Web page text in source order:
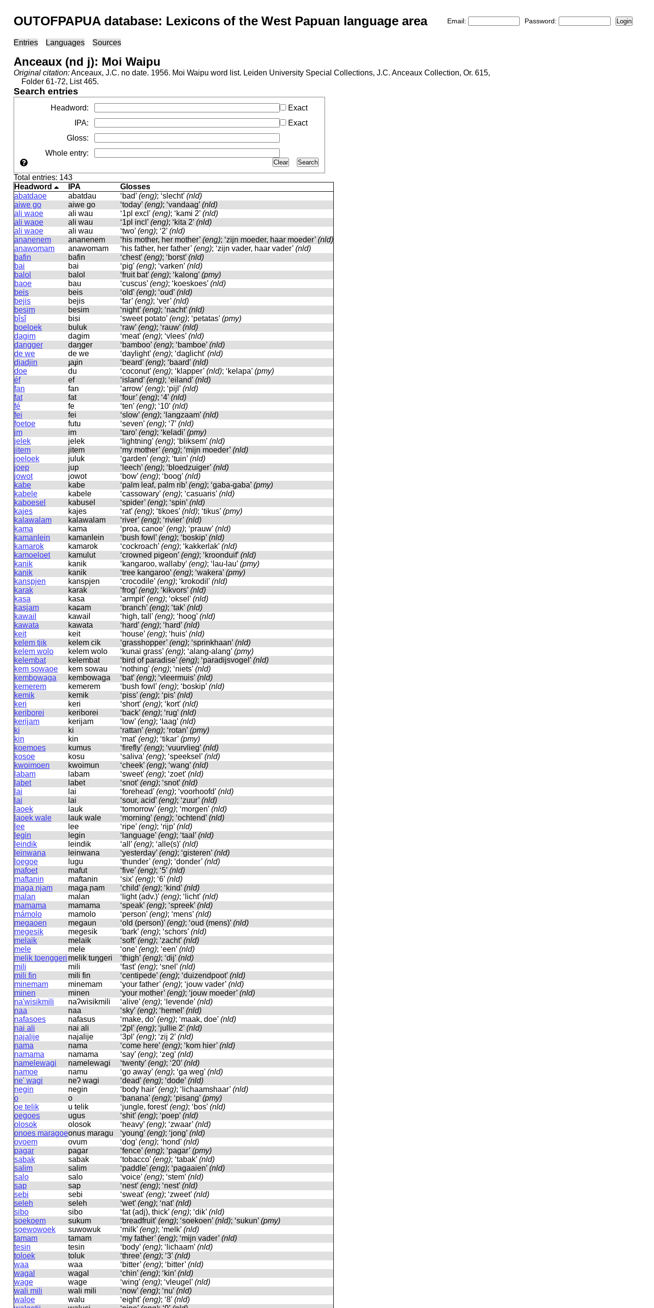
OUTOFPAPUA database: Lexicons of the West Papuan language area Email: Password: Login
Entries Languages Sources
Anceaux (nd j): Moi Waipu
Original citation:Anceaux, J.C. no date. 1956. Moi Waipu word list. Leiden University Special Collections, J.C. Anceaux Collection, Or. 615,
Folder 61-72, List 465.
Search entries
Headword:
Exact
IPA:
Exact
Gloss:
Whole entry:
Search
Clear
Total entries: 143
Headword
IPA
Glosses
abatdaoe
abatdau ‘bad’ (eng); ‘slecht’ (nld)
aiwe go
aiwe ɡo ‘today’ (eng); ‘vandaag’ (nld)
ali waoe
ali wau ‘1pl excl’ (eng); ‘kami 2’ (nld)
ali waoe
ali wau ‘1pl incl’ (eng); ‘kita 2’ (nld)
ali waoe
ali wau ‘two’ (eng); ‘2’ (nld)
ananenem
ananenem ‘his mother, her mother’ (eng); ‘zijn moeder, haar moeder’ (nld)
anawomam
anawomam ‘his father, her father’ (eng); ‘zijn vader, haar vader’ (nld)
bafin
bafin ‘chest’ (eng); ‘borst’ (nld)
bai
bai ‘pig’ (eng); ‘varken’ (nld)
balol
balol ‘fruit bat’ (eng); ‘kalong’ (pmy)
baoe
bau ‘cuscus’ (eng); ‘koeskoes’ (nld)
beis
beis ‘old’ (eng); ‘oud’ (nld)
bejis
bejis ‘far’ (eng); ‘ver’ (nld)
besim
besim ‘night’ (eng); ‘nacht’ (nld)
bǐsǐ
bisi ‘sweet potato’ (eng); ‘petatas’ (pmy)
boeloek
buluk ‘raw’ (eng); ‘rauw’ (nld)
dagim
daɡim ‘meat’ (eng); ‘vlees’ (nld)
dangger
daŋɡer ‘bamboo’ (eng); ‘bamboe’ (nld)
de we
de we ‘daylight’ (eng); ‘daglicht’ (nld)
djadjin
ɟaɟin ‘beard’ (eng); ‘baard’ (nld)
doe
du ‘coconut’ (eng); ‘klapper’ (nld); ‘kelapa’ (pmy)
éf
ef ‘island’ (eng); ‘eiland’ (nld)
fan
fan ‘arrow’ (eng); ‘pijl’ (nld)
fat
fat ‘four’ (eng); ‘4’ (nld)
fé
fe ‘ten’ (eng); ‘10’ (nld)
fei
fei ‘slow’ (eng); ‘langzaam’ (nld)
foetoe
futu ‘seven’ (eng); ‘7’ (nld)
im
im ‘taro’ (eng); ‘keladi’ (pmy)
jelek
jelek ‘lightning’ (eng); ‘bliksem’ (nld)
jitem
jitem ‘my mother’ (eng); ‘mijn moeder’ (nld)
joeloek
juluk ‘garden’ (eng); ‘tuin’ (nld)
joep
jup ‘leech’ (eng); ‘bloedzuiger’ (nld)
jowot
jowot ‘bow’ (eng); ‘boog’ (nld)
kabe
kabe ‘palm leaf, palm rib’ (eng); ‘gaba-gaba’ (pmy)
kabele
kabele ‘cassowary’ (eng); ‘casuaris’ (nld)
kaboesel
kabusel ‘spider’ (eng); ‘spin’ (nld)
kajes
kajes ‘rat’ (eng); ‘tikoes’ (nld); ‘tikus’ (pmy)
kalawalam
kalawalam ‘river’ (eng); ‘rivier’ (nld)
kama
kama ‘proa, canoe’ (eng); ‘prauw’ (nld)
kamanlein
kamanlein ‘bush fowl’ (eng); ‘boskip’ (nld)
kamarok
kamarok ‘cockroach’ (eng); ‘kakkerlak’ (nld)
kamoeloet
kamulut ‘crowned pigeon’ (eng); ‘kroonduif’ (nld)
kanik
kanik ‘kangaroo, wallaby’ (eng); ‘lau-lau’ (pmy)
kanik
kanik ‘tree kangaroo’ (eng); ‘wakera’ (pmy)
kanspjen
kanspjen ‘crocodile’ (eng); ‘krokodil’ (nld)
karak
karak ‘frog’ (eng); ‘kikvors’ (nld)
kasa
kasa ‘armpit’ (eng); ‘oksel’ (nld)
kasjam
kaɕam ‘branch’ (eng); ‘tak’ (nld)
kawail
kawail ‘high, tall’ (eng); ‘hoog’ (nld)
kawata
kawata ‘hard’ (eng); ‘hard’ (nld)
keit
keit ‘house’ (eng); ‘huis’ (nld)
kelem tjik
kelem cik ‘grasshopper’ (eng); ‘sprinkhaan’ (nld)
kelem wolo
kelem wolo ‘kunai grass’ (eng); ‘alang-alang’ (pmy)
kelembat
kelembat ‘bird of paradise’ (eng); ‘paradijsvogel’ (nld)
kem sowaoe
kem sowau ‘nothing’ (eng); ‘niets’ (nld)
kembowaga
kembowaɡa ‘bat’ (eng); ‘vleermuis’ (nld)
kemerem
kemerem ‘bush fowl’ (eng); ‘boskip’ (nld)
kemik
kemik ‘piss’ (eng); ‘pis’ (nld)
keri
keri ‘short’ (eng); ‘kort’ (nld)
keriborei
keriborei ‘back’ (eng); ‘rug’ (nld)
kerijam
kerijam ‘low’ (eng); ‘laag’ (nld)
ki
ki ‘rattan’ (eng); ‘rotan’ (pmy)
kin
kin ‘mat’ (eng); ‘tikar’ (pmy)
koemoes
kumus ‘firefly’ (eng); ‘vuurvlieg’ (nld)
kosoe
kosu ‘saliva’ (eng); ‘speeksel’ (nld)
kwoimoen
kwoimun ‘cheek’ (eng); ‘wang’ (nld)
labam
labam ‘sweet’ (eng); ‘zoet’ (nld)
labet
labet ‘snot’ (eng); ‘snot’ (nld)
lai
lai ‘forehead’ (eng); ‘voorhoofd’ (nld)
lai
lai ‘sour, acid’ (eng); ‘zuur’ (nld)
laoek
lauk ‘tomorrow’ (eng); ‘morgen’ (nld)
laoek wale
lauk wale ‘morning’ (eng); ‘ochtend’ (nld)
lee
lee ‘ripe’ (eng); ‘rijp’ (nld)
legin
leɡin ‘language’ (eng); ‘taal’ (nld)
leindik
leindik ‘all’ (eng); ‘alle(s)’ (nld)
leinwana
leinwana ‘yesterday’ (eng); ‘gisteren’ (nld)
loegoe
luɡu ‘thunder’ (eng); ‘donder’ (nld)
mafoet
mafut ‘five’ (eng); ‘5’ (nld)
maftanin
maftanin ‘six’ (eng); ‘6’ (nld)
maga njam
maɡa ɲam ‘child’ (eng); ‘kind’ (nld)
malan
malan ‘light (adv.)’ (eng); ‘licht’ (nld)
mamama
mamama ‘speak’ (eng); ‘spreek’ (nld)
mámolo
mamolo ‘person’ (eng); ‘mens’ (nld)
megaoen
meɡaun ‘old (person)’ (eng); ‘oud (mens)’ (nld)
megesik
meɡesik ‘bark’ (eng); ‘schors’ (nld)
melaik
melaik ‘soft’ (eng); ‘zacht’ (nld)
mele
mele ‘one’ (eng); ‘een’ (nld)
melik toenggeri melik tuŋɡeri ‘thigh’ (eng); ‘dij’ (nld)
mili
mili ‘fast’ (eng); ‘snel’ (nld)
mili fin
mili fin ‘centipede’ (eng); ‘duizendpoot’ (nld)
minemam
minemam ‘your father’ (eng); ‘jouw vader’ (nld)
minen
minen ‘your mother’ (eng); ‘jouw moeder’ (nld)
na'wisikmili
naʔwisikmili ‘alive’ (eng); ‘levende’ (nld)
naa
naa ‘sky’ (eng); ‘hemel’ (nld)
nafasoes
nafasus ‘make, do’ (eng); ‘maak, doe’ (nld)
nai ali
nai ali ‘2pl’ (eng); ‘jullie 2’ (nld)
najalije
najalije ‘3pl’ (eng); ‘zij 2’ (nld)
nama
nama ‘come here’ (eng); ‘kom hier’ (nld)
namama
namama ‘say’ (eng); ‘zeg’ (nld)
namelewagi
namelewaɡi ‘twenty’ (eng); ‘20’ (nld)
namoe
namu ‘go away’ (eng); ‘ga weg’ (nld)
ne' wagi
neʔ waɡi ‘dead’ (eng); ‘dode’ (nld)
negin
neɡin ‘body hair’ (eng); ‘lichaamshaar’ (nld)
o
o ‘banana’ (eng); ‘pisang’ (pmy)
oe telik
u telik ‘jungle, forest’ (eng); ‘bos’ (nld)
oegoes
uɡus ‘shit’ (eng); ‘poep’ (nld)
olosok
olosok ‘heavy’ (eng); ‘zwaar’ (nld)
onoes maragoeonus maraɡu ‘young’ (eng); ‘jong’ (nld)
ovoem
ovum ‘dog’ (eng); ‘hond’ (nld)
pagar
paɡar ‘fence’ (eng); ‘pagar’ (pmy)
sabak
sabak ‘tobacco’ (eng); ‘tabak’ (nld)
salim
salim ‘paddle’ (eng); ‘pagaaien’ (nld)
salo
salo ‘voice’ (eng); ‘stem’ (nld)
sap
sap ‘nest’ (eng); ‘nest’ (nld)
sebi
sebi ‘sweat’ (eng); ‘zweet’ (nld)
seleh
seleh ‘wet’ (eng); ‘nat’ (nld)
sibo
sibo ‘fat (adj), thick’ (eng); ‘dik’ (nld)
soekoem
sukum ‘breadfruit’ (eng); ‘soekoen’ (nld); ‘sukun’ (pmy)
soewowoek
suwowuk ‘milk’ (eng); ‘melk’ (nld)
tamam
tamam ‘my father’ (eng); ‘mijn vader’ (nld)
tesin
tesin ‘body’ (eng); ‘lichaam’ (nld)
toloek
toluk ‘three’ (eng); ‘3’ (nld)
waa
waa ‘bitter’ (eng); ‘bitter’ (nld)
wagal
waɡal ‘chin’ (eng); ‘kin’ (nld)
wage
waɡe ‘wing’ (eng); ‘vleugel’ (nld)
wali mili
wali mili ‘now’ (eng); ‘nu’ (nld)
waloe
walu ‘eight’ (eng); ‘8’ (nld)